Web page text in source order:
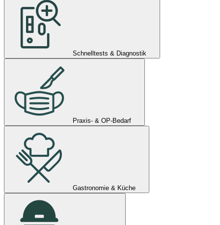
Schnelltests & Diagnostik
Praxis- & OP-Bedarf
Gastronomie & Küche